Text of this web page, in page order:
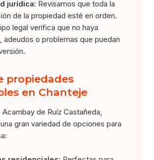
jurídica: Revisamos que toda la
de la propiedad esté en orden.
legal verifica que no haya
adeudos o problemas que puedan
propiedades
en Chanteje
Acambay de Ruíz Castañeda,
gran variedad de opciones para